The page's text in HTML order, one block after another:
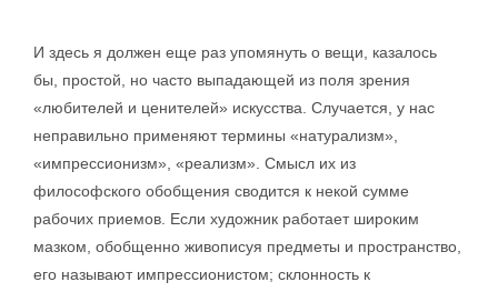
И здесь я должен еще раз упомянуть о вещи, казалось
бы, простой, но часто выпадающей из поля зрения
«любителей и ценителей» искусства. Случается, у нас
неправильно применяют термины «натурализм»,
«импрессионизм», «реализм». Смысл их из
философского обобщения сводится к некой сумме
рабочих приемов. Если художник работает широким
мазком, обобщенно живописуя предметы и пространство,
его называют импрессионистом; склонность к